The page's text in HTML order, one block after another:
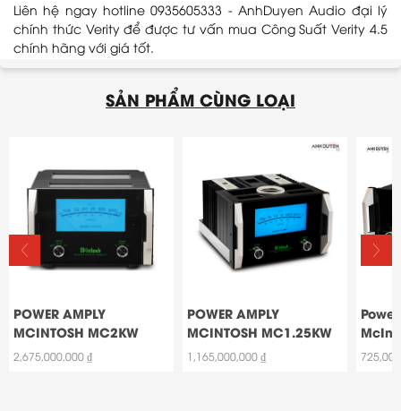
Liên hệ ngay hotline 0935605333 - AnhDuyen Audio đại lý
chính thức Verity để được tư vấn mua Công Suất Verity 4.5
chính hãng với giá tốt.
SẢN PHẨM CÙNG LOẠI
POWER AMPLY
MCINTOSH MC2KW
2,675,000,000 ₫
POWER AMPLY
MCINTOSH MC1.25KW
1,165,000,000 ₫